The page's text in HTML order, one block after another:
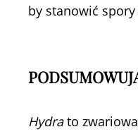
by stanowić
Hydrato